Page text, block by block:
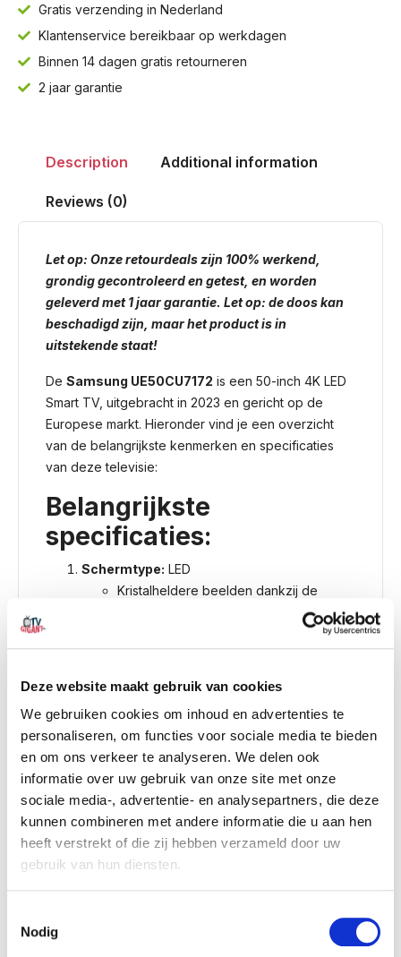
Deze website maakt gebruik van cookies
We gebruiken cookies om inhoud en advertenties te
personaliseren, om functies voor sociale media te bieden
en om ons verkeer te analyseren. We delen ook
informatie over uw gebruik van onze site met onze
sociale media-, advertentie- en analysepartners, die deze
kunnen combineren met andere informatie die u aan hen
heeft verstrekt of die zij hebben verzameld door uw
gebruik van hun diensten.
Selection
Nodig
Gratis verzending in Nederland
Klantenservice bereikbaar op werkdagen
Binnen 14 dagen gratis retourneren
2 jaar garantie
Description Additional information
Reviews (0)
Let op: Onze retourdeals zijn 100% werkend,
grondig gecontroleerd en getest, en worden
geleverd met 1 jaar garantie. Let op: de doos kan
beschadigd zijn, maar het product is in
uitstekende staat!
De Samsung UE50CU7172 is een 50-inch 4K LED
Smart TV, uitgebracht in 2023 en gericht op de
Europese markt. Hieronder vind je een overzicht
van de belangrijkste kenmerken en specificaties
van deze televisie:
Belangrijkste
specificaties:
Schermtype: LED
Kristalheldere beelden dankzij de
Geschikt voor films, series en casual
Scherpe en gedetailleerde beelden
met vier keer de resolutie van Full HD.
Ondersteuning voorHDR10+, wat zorgt
voor verbeterde helderheid en
contrast.
Beeldverwerking:
Crystal Processor 4K: geavanceerde
upscaling voor een betere
beeldkwaliteit.